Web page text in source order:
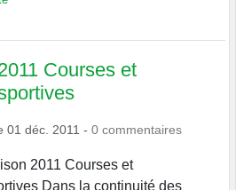
Courses et
01 déc. 2011 - 0 commentaires
2011 Courses et
Dans la continuité des